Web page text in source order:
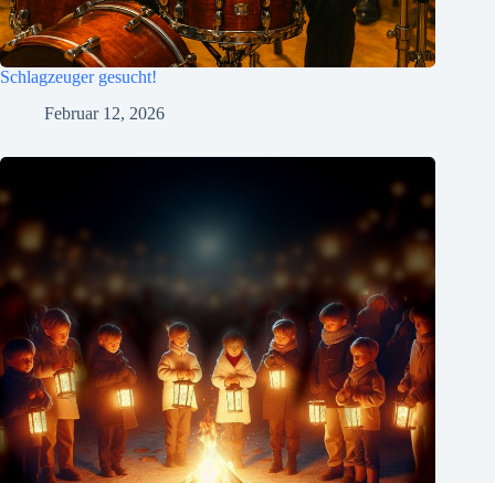
Schlagzeuger gesucht!
Februar 12, 2026